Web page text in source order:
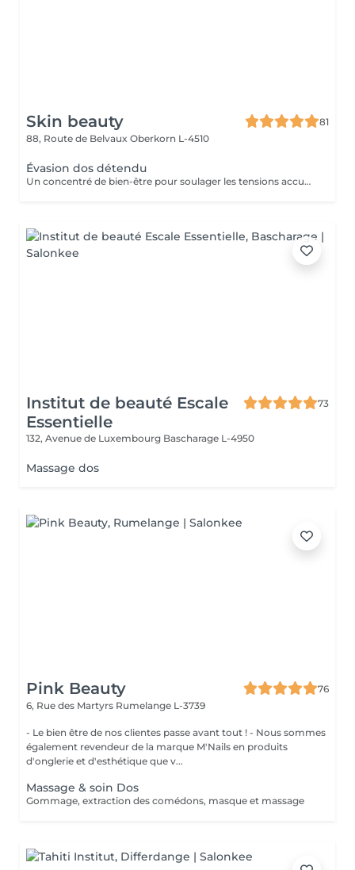
Skin beauty
81
88, Route de Belvaux Oberkorn L-4510
Évasion dos détendu
Un concentré de bien-être pour soulager les tensions accumulées. Ce massage ciblé du dos, de la nuque et des épaules combine des manuvres enveloppantes et profondes pour libérer le stress et apporter une sensation immédiate de légèreté. Idéal pour une pause relaxante en pleine journée.
Institut de beauté Escale
Essentielle
73
132, Avenue de Luxembourg Bascharage L-4950
Massage dos
Pink Beauty
76
6, Rue des Martyrs Rumelange L-3739
- Le bien être de nos clientes passe avant tout ! - Nous sommes
également revendeur de la marque M'Nails en produits
d'onglerie et d'esthétique que v...
Massage & soin Dos
Gommage, extraction des comédons, masque et massage